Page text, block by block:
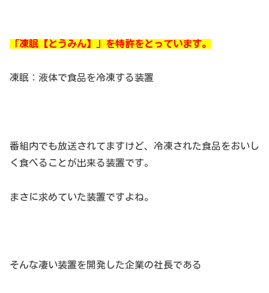
「凍眠【とうみん】」を特許をとっています。
凍眠：液体で食品を冷凍する装置
番組内でも放送されてますけど、冷凍された食品をおいし
く食べることが出来る装置です。
まさに求めていた装置ですよね。
そんな凄い装置を開発した企業の社長である